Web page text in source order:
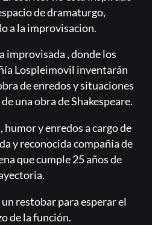
de dramaturgo,
a la improvisacion.
improvisada , donde los
Lospleimovil inventarán
de enredos y situaciones
una obra de Shakespeare.
humor y enredos a cargo de
y reconocida compañía de
que cumple 25 años de
restobar para esperar el
de la función.